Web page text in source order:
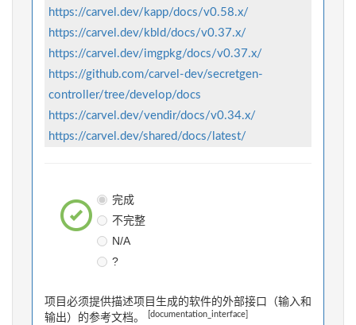
https://carvel.dev/kapp/docs/v0.58.x/
https://carvel.dev/kbld/docs/v0.37.x/
https://carvel.dev/imgpkg/docs/v0.37.x/
https://github.com/carvel-dev/secretgen-
controller/tree/develop/docs
https://carvel.dev/vendir/docs/v0.34.x/
https://carvel.dev/shared/docs/latest/
完成
不完整
N/A
?
项目必须提供描述项目生成的软件的外部接口（输入和
输出）的参考文档。
[documentation_interface]